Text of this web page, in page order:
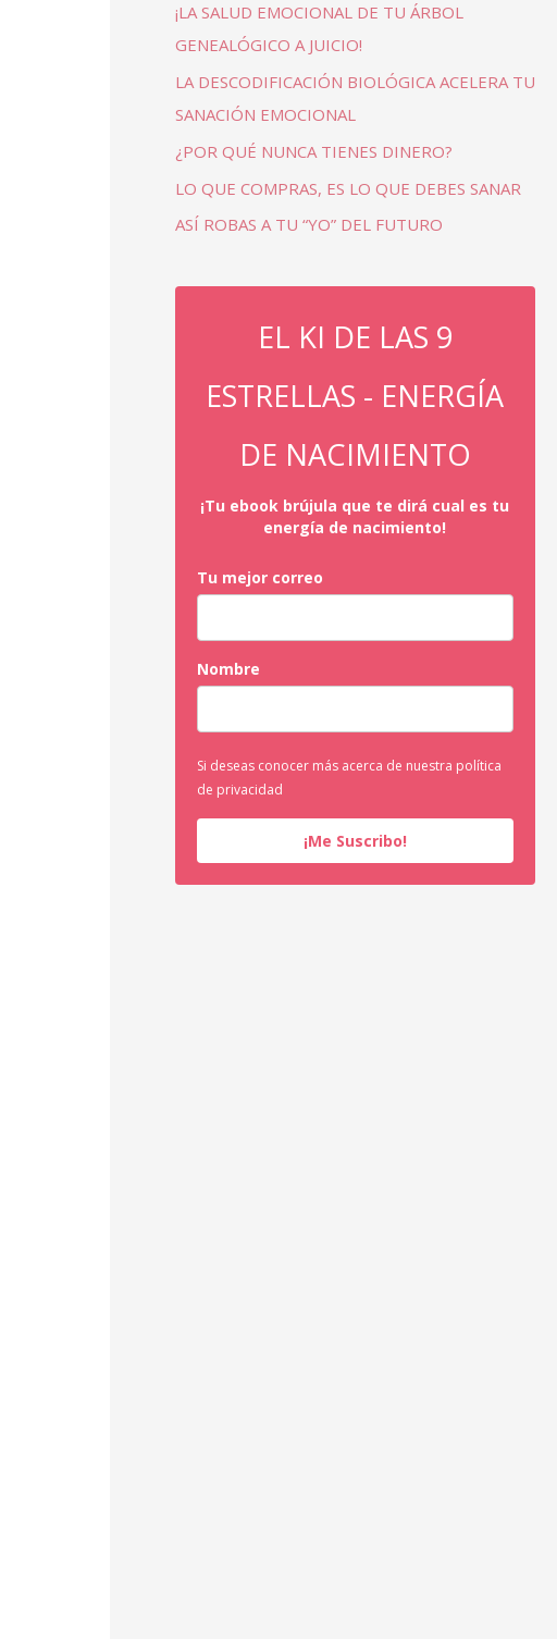
¡LA SALUD EMOCIONAL DE TU ÁRBOL
GENEALÓGICO A JUICIO!
LA DESCODIFICACIÓN BIOLÓGICA ACELERA TU
SANACIÓN EMOCIONAL
¿POR QUÉ NUNCA TIENES DINERO?
LO QUE COMPRAS, ES LO QUE DEBES SANAR
ASÍ ROBAS A TU “YO” DEL FUTURO
EL KI DE LAS 9
ESTRELLAS - ENERGÍA
DE NACIMIENTO
¡Tu ebook brújula que te dirá cual es tu
energía de nacimiento!
Tu mejor correo
Nombre
Si deseas conocer más acerca de nuestra política
de privacidad
¡Me Suscribo!